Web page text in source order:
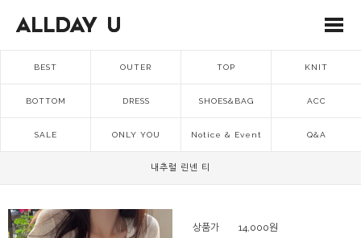
BEST OUTER TOP KNIT
BOTTOM DRESS SHOES&BAG ACC
SALE ONLY YOU Notice & Event Q&A
내추럴 린넨 티
상품가 14,000원